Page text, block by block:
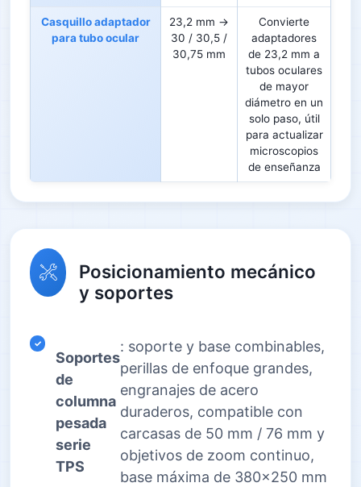
Casquillo adaptador
para tubo ocular
23,2 mm →
30 / 30,5 /
30,75 mm
Convierte
adaptadores
de 23,2 mm a
tubos oculares
de mayor
diámetro en un
solo paso, útil
para actualizar
microscopios
de enseñanza
Posicionamiento mecánico
y soportes
Soportes
de
columna
pesada
serie
TPS
: soporte y base combinables,
perillas de enfoque grandes,
engranajes de acero
duraderos, compatible con
carcasas de 50 mm / 76 mm y
objetivos de zoom continuo,
base máxima de 380×250 mm